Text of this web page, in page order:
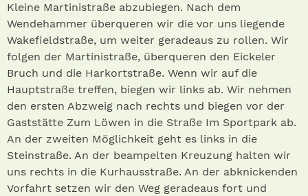
Kleine Martinistraße abzubiegen. Nach dem
Wendehammer überqueren wir die vor uns liegende
Wakefieldstraße, um weiter geradeaus zu rollen. Wir
folgen der Martinistraße, überqueren den Eickeler
Bruch und die Harkortstraße. Wenn wir auf die
Hauptstraße treffen, biegen wir links ab. Wir nehmen
den ersten Abzweig nach rechts und biegen vor der
Gaststätte Zum Löwen in die Straße Im Sportpark ab.
An der zweiten Möglichkeit geht es links in die
Steinstraße. An der beampelten Kreuzung halten wir
uns rechts in die Kurhausstraße. An der abknickenden
Vorfahrt setzen wir den Weg geradeaus fort und